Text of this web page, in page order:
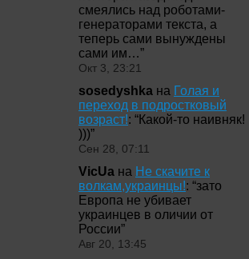
смеялись над роботами-
генераторами текста, а
теперь сами вынуждены
сами им…”
Окт 3, 23:21
sosedyshka на Голая и
переход в подростковый
возраст!: “Какой-то наивняк!
)))”
Сен 28, 07:11
VicUa на Не скачите к
волкам,украинцы!: “зато
Европа не убивает
украинцев в оличии от
России”
Авг 20, 13:45